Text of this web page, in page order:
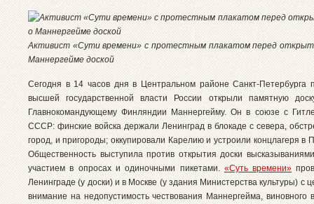
Активист «Сути времени» с протестным плакатом перед
Маннергейме доской
Сегодня в 14 часов дня в Центральном районе Санкт-Петербурга
высшей государственной власти России открыли памятную
Главнокомандующему Финляндии Маннергейму. Он в союзе с
СССР: финские войска держали Ленинград в блокаде с севера,
город, и пригороды; оккупировали Карелию и устроили концлагеря в
Общественность выступила против открытия доски
участием в опросах и одиночными пикетами.«Суть времени»
Ленинграде (у доски) и в Москве (у здания Министерства культуры) с
внимание на недопустимость чествования Маннергейма, виновного